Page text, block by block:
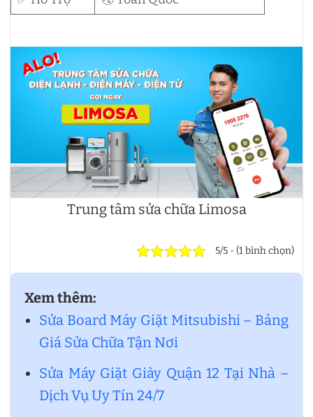
Trung tâm sửa chữa Limosa
5/5 - (1 bình chọn)
Xem thêm:
Sửa Board Máy Giặt Mitsubishi – Bảng
Giá Sửa Chữa Tận Nơi
Sửa Máy Giặt Giày Quận 12 Tại Nhà –
Dịch Vụ Uy Tín 24/7